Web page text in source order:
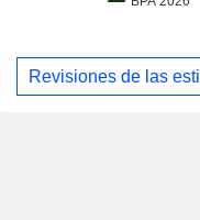
Revisiones de las